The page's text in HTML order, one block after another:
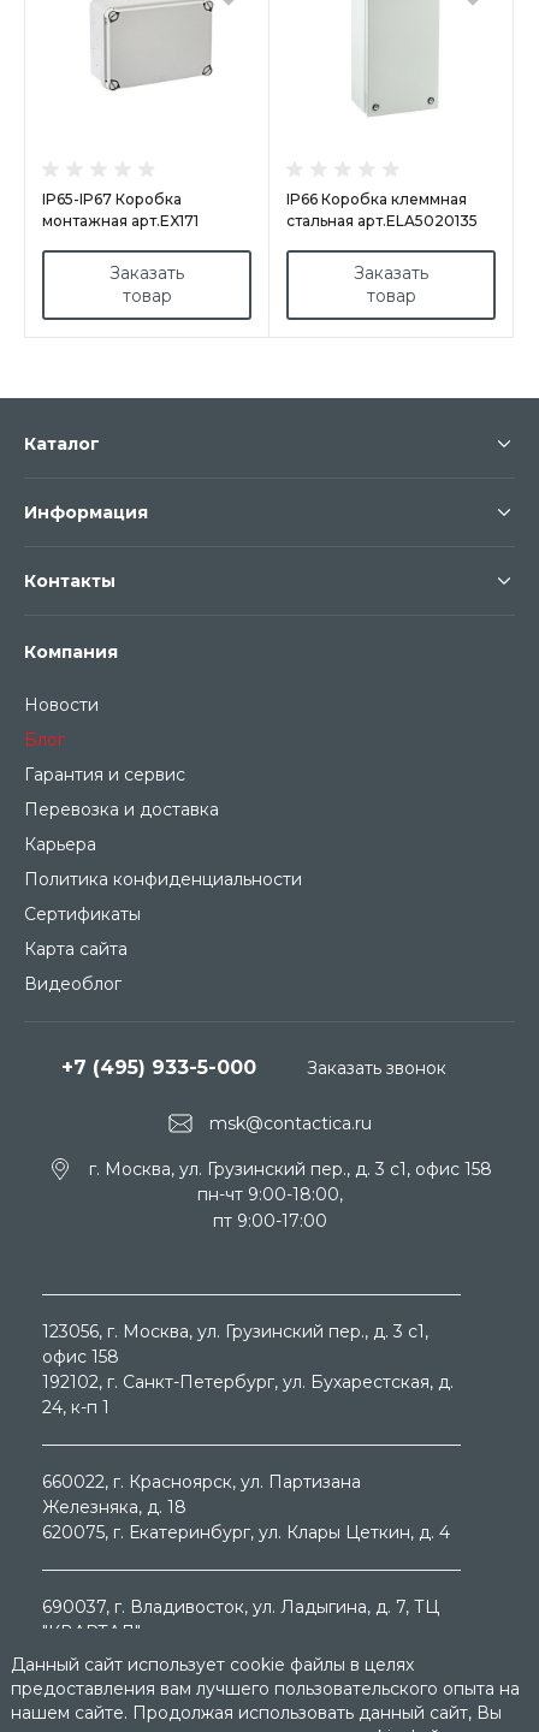
IP65-IP67 Коробка
монтажная арт.EX171
Заказать
товар
IP66 Коробка клеммная
стальная арт.ELA5020135
Заказать
товар
Компания
Новости
Блог
Гарантия и сервис
Перевозка и доставка
Карьера
Политика конфиденциальности
Сертификаты
Карта сайта
Видеоблог
Каталог
Информация
Контакты
msk@contactica.ru
+7 (495) 933-5-000
г. Москва, ул. Грузинский пер., д. 3 c1, офис 158
пн-чт 9:00-18:00,
пт 9:00-17:00
Заказать звонок
123056, г. Москва, ул. Грузинский пер., д. 3 c1,
офис 158
192102, г. Санкт-Петербург, ул. Бухарестская, д.
24, к-п 1
660022, г. Красноярск, ул. Партизана
Железняка, д. 18
620075, г. Екатеринбург, ул. Клары Цеткин, д. 4
690037, г. Владивосток, ул. Ладыгина, д. 7, ТЦ
"КВАРТАЛ"
Данный сайт использует cookie файлы в целях
предоставления вам лучшего пользовательского опыта на
нашем сайте. Продолжая использовать данный сайт, Вы